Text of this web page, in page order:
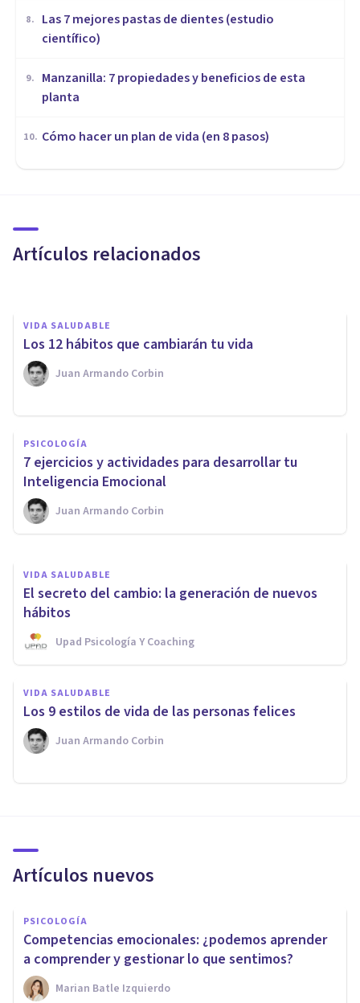
8.
Las 7 mejores pastas de dientes (estudio
científico)
9.
Manzanilla: 7 propiedades y beneficios de esta
planta
10. Cómo hacer un plan de vida (en 8 pasos)
Artículos relacionados
filosofía budista
VIDA SALUDABLE
​Los 12 hábitos que cambiarán tu vida
Juan Armando Corbin
PSICOLOGÍA
7 ejercicios y actividades para desarrollar tu
Inteligencia Emocional
Juan Armando Corbin
Las 9 mejores apps de
desarrollo personal
Pol Bertran Prieto
VIDA SALUDABLE
El secreto del cambio: la generación de nuevos
hábitos
Upad Psicología Y Coaching
VIDA SALUDABLE
​Los 9 estilos de vida de las personas felices
Juan Armando Corbin
Artículos nuevos
PSICOLOGÍA
Competencias emocionales: ¿podemos aprender
a comprender y gestionar lo que sentimos?
Marian Batle Izquierdo